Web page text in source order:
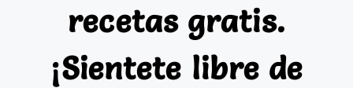
recetas gratis.
¡Sientete libre de